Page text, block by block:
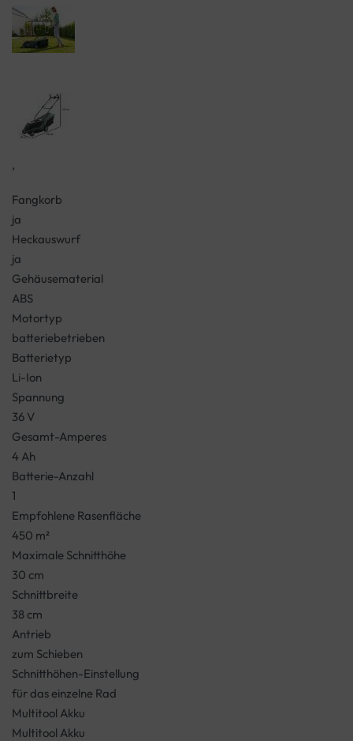
,
Fangkorb
ja
Heckauswurf
ja
Gehäusematerial
ABS
Motortyp
batteriebetrieben
Batterietyp
Li-Ion
Spannung
36 V
Gesamt-Amperes
4 Ah
Batterie-Anzahl
1
Empfohlene Rasenfläche
450 m²
Maximale Schnitthöhe
30 cm
Schnittbreite
38 cm
Antrieb
zum Schieben
Schnitthöhen-Einstellung
für das einzelne Rad
Multitool Akku
Multitool Akku